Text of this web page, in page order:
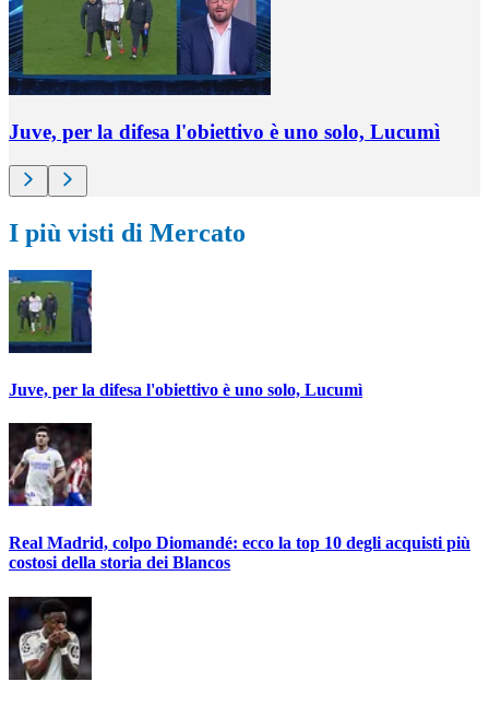
Juve, per la difesa l'obiettivo è uno solo, Lucumì
I più visti di Mercato
Juve, per la difesa l'obiettivo è uno solo, Lucumì
Real Madrid, colpo Diomandé: ecco la top 10 degli acquisti più
costosi della storia dei Blancos